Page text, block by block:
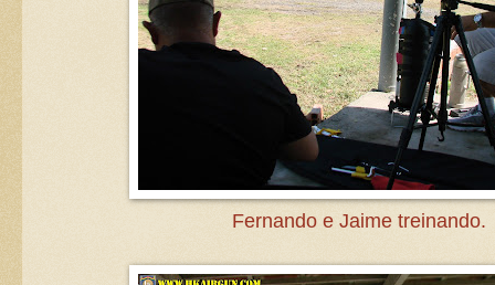
Fernando e Jaime treinando.